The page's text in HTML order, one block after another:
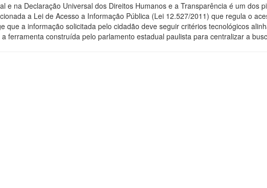
e na Declaração Universal dos Direitos Humanos e a Transparência é um dos
a Lei de Acesso a Informação Pública (Lei 12.527/2011) que regula o
que a informação solicitada pelo cidadão deve seguir critérios tecnológicos
ferramenta construída pelo parlamento estadual paulista para centralizar a